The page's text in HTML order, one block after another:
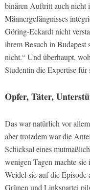
binären Auftritt auch nicht
Männergefängnisses
Göring-Eckardt nicht
ihrem Besuch in Budapest
nicht.“ Und überhaupt,
Studentin die Expertise
Opfer, Täter,
Das war natürlich vor
aber trotzdem war die
Schicksal eines
wenigen Tagen machte
Weidel sie auf die
Grünen und Linkspartei